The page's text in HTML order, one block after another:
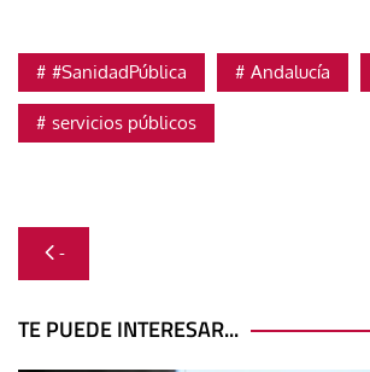
#SanidadPública Andalucía
servicios públicos
Navegación
de
entradas
-
TE PUEDE INTERESAR...